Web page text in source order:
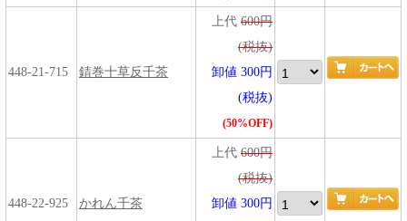
448-21-715 錆巻十草反千茶
上代 600円
(税抜)
卸値 300円
(税抜)
(50%OFF)
448-22-925 かれん千茶
上代 600円
(税抜)
卸値 300円